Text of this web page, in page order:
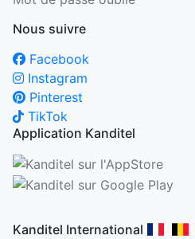
Nous suivre
Facebook
Instagram
Pinterest
TikTok
Application Kanditel
Kanditel International